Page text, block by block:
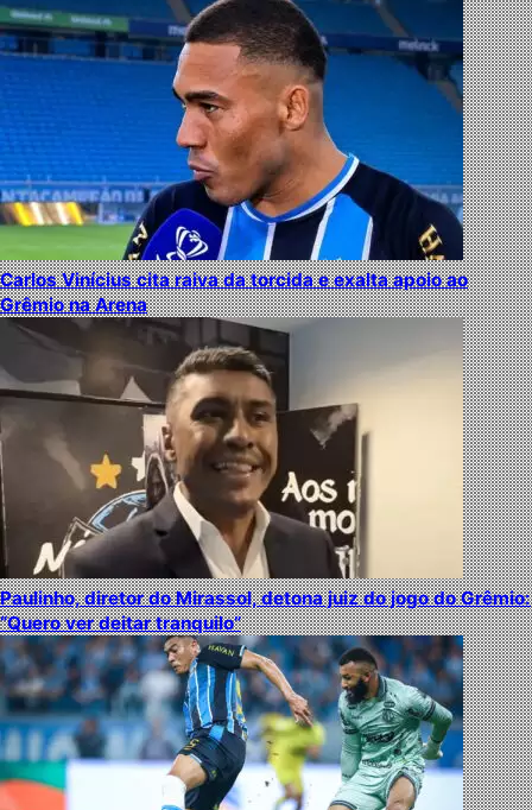
Carlos Vinícius cita raiva da torcida e exalta apoio ao
Grêmio na Arena
Paulinho, diretor do Mirassol, detona juiz do jogo do Grêmio:
“Quero ver deitar tranquilo”